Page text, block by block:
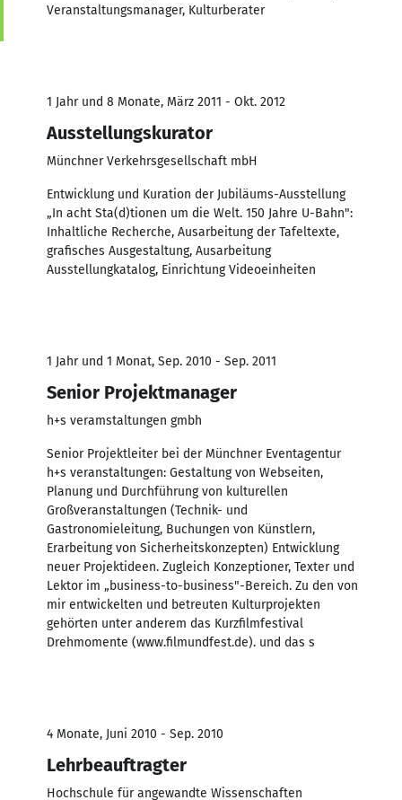
Veranstaltungsmanager, Kulturberater
1 Jahr und 8 Monate, März 2011 - Okt. 2012
Ausstellungskurator
Münchner Verkehrsgesellschaft mbH
Entwicklung und Kuration der Jubiläums-Ausstellung
„In acht Sta(d)tionen um die Welt. 150 Jahre U-Bahn":
Inhaltliche Recherche, Ausarbeitung der Tafeltexte,
grafisches Ausgestaltung, Ausarbeitung
Ausstellungkatalog, Einrichtung Videoeinheiten
1 Jahr und 1 Monat, Sep. 2010 - Sep. 2011
Senior Projektmanager
h+s veramstaltungen gmbh
Senior Projektleiter bei der Münchner Eventagentur
h+s veranstaltungen: Gestaltung von Webseiten,
Planung und Durchführung von kulturellen
Großveranstaltungen (Technik- und
Gastronomieleitung, Buchungen von Künstlern,
Erarbeitung von Sicherheitskonzepten) Entwicklung
neuer Projektideen. Zugleich Konzeptioner, Texter und
Lektor im „business-to-business"-Bereich. Zu den von
mir entwickelten und betreuten Kulturprojekten
gehörten unter anderem das Kurzfilmfestival
Drehmomente (www.filmundfest.de). und das s
4 Monate, Juni 2010 - Sep. 2010
Lehrbeauftragter
Hochschule für angewandte Wissenschaften